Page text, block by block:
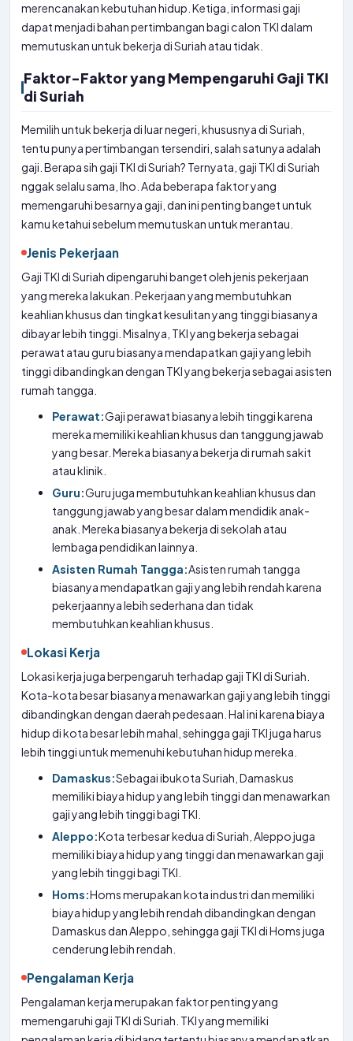
merencanakan kebutuhan hidup. Ketiga, informasi gaji
dapat menjadi bahan pertimbangan bagi calon TKI dalam
memutuskan untuk bekerja di Suriah atau tidak.
Faktor-Faktor yang Mempengaruhi Gaji TKI
di Suriah
Memilih untuk bekerja di luar negeri, khususnya di Suriah,
tentu punya pertimbangan tersendiri, salah satunya adalah
gaji. Berapa sih gaji TKI di Suriah? Ternyata, gaji TKI di Suriah
nggak selalu sama, lho. Ada beberapa faktor yang
memengaruhi besarnya gaji, dan ini penting banget untuk
kamu ketahui sebelum memutuskan untuk merantau.
Jenis Pekerjaan
Gaji TKI di Suriah dipengaruhi banget oleh jenis pekerjaan
yang mereka lakukan. Pekerjaan yang membutuhkan
keahlian khusus dan tingkat kesulitan yang tinggi biasanya
dibayar lebih tinggi. Misalnya, TKI yang bekerja sebagai
perawat atau guru biasanya mendapatkan gaji yang lebih
tinggi dibandingkan dengan TKI yang bekerja sebagai asisten
rumah tangga.
Perawat:Gaji perawat biasanya lebih tinggi karena
mereka memiliki keahlian khusus dan tanggung jawab
yang besar. Mereka biasanya bekerja di rumah sakit
atau klinik.
Guru:Guru juga membutuhkan keahlian khusus dan
tanggung jawab yang besar dalam mendidik anak-
anak. Mereka biasanya bekerja di sekolah atau
lembaga pendidikan lainnya.
Asisten Rumah Tangga:Asisten rumah tangga
biasanya mendapatkan gaji yang lebih rendah karena
pekerjaannya lebih sederhana dan tidak
membutuhkan keahlian khusus.
Lokasi Kerja
Lokasi kerja juga berpengaruh terhadap gaji TKI di Suriah.
Kota-kota besar biasanya menawarkan gaji yang lebih tinggi
dibandingkan dengan daerah pedesaan. Hal ini karena biaya
hidup di kota besar lebih mahal, sehingga gaji TKI juga harus
lebih tinggi untuk memenuhi kebutuhan hidup mereka.
Damaskus:Sebagai ibukota Suriah, Damaskus
memiliki biaya hidup yang lebih tinggi dan menawarkan
gaji yang lebih tinggi bagi TKI.
Aleppo:Kota terbesar kedua di Suriah, Aleppo juga
memiliki biaya hidup yang tinggi dan menawarkan gaji
yang lebih tinggi bagi TKI.
Homs:Homs merupakan kota industri dan memiliki
biaya hidup yang lebih rendah dibandingkan dengan
Damaskus dan Aleppo, sehingga gaji TKI di Homs juga
cenderung lebih rendah.
Pengalaman Kerja
Pengalaman kerja merupakan faktor penting yang
memengaruhi gaji TKI di Suriah. TKI yang memiliki